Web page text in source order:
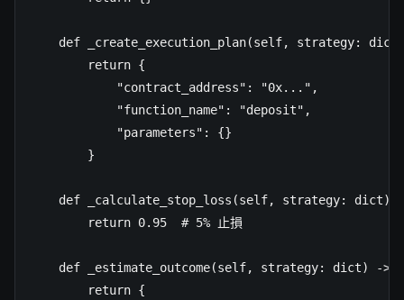
def _create_execution_plan(self, strategy:
        return {
            "contract_address": "0x...",
            "function_name": "deposit",
            "parameters": {}
        }
def _calculate_stop_loss(self, strategy: dict)
        return 0.95  # 5% 止損
def _estimate_outcome(self, strategy: dict) ->
        return {